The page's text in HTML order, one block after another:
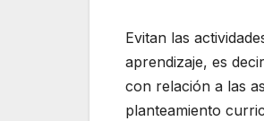
Evitan las
aprendizaje, es
con relación a las
planteamiento